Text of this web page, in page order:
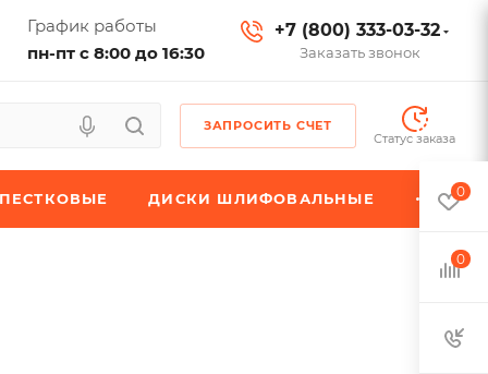
График работы
пн-пт с 8:00 до 16:30
+7 (800) 333-03-32
Заказать звонок
ЗАПРОСИТЬ СЧЕТ
Статус заказа
ДИСКИ ШЛИФОВАЛЬНЫЕ 0
0